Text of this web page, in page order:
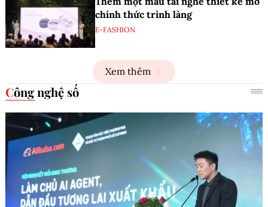
Di Động Việt mở bán Galaxy Z Flip8,
Galaxy Z Fold8 và Galaxy Z Fold8
Ultra, giảm đến 12 triệu đồng
P.H.E Show 2026 tiếp tục là điểm
đến không thể bỏ qua của những ai
NGHE - NHÌN
Thêm một mẫu tai nghe thiết kế mở
chính thức trình làng
E-FASHION